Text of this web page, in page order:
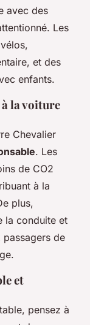
avec des
Les
et des
enfants.
la voiture
Chevalier
. Les
de CO2
à la
plus,
la conduite et
de
et
pensez à